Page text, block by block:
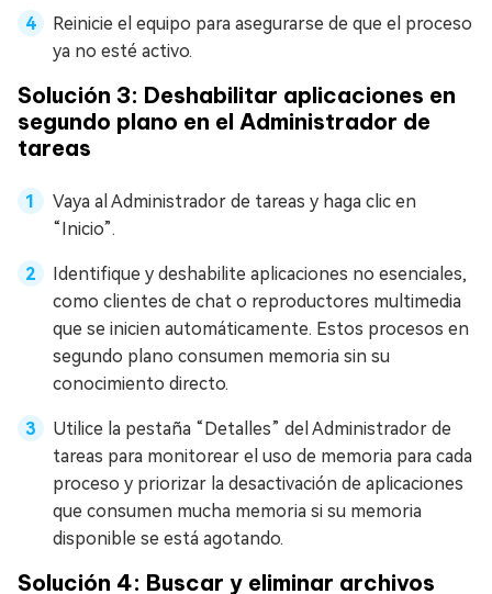
Reinicie el equipo para asegurarse de que el proceso
ya no esté activo.
Solución 3: Deshabilitar aplicaciones en
segundo plano en el Administrador de
tareas
Vaya al Administrador de tareas y haga clic en
“Inicio”.
Identifique y deshabilite aplicaciones no esenciales,
como clientes de chat o reproductores multimedia
que se inicien automáticamente. Estos procesos en
segundo plano consumen memoria sin su
conocimiento directo.
Utilice la pestaña “Detalles” del Administrador de
tareas para monitorear el uso de memoria para cada
proceso y priorizar la desactivación de aplicaciones
que consumen mucha memoria si su memoria
disponible se está agotando.
Solución 4: Buscar y eliminar archivos